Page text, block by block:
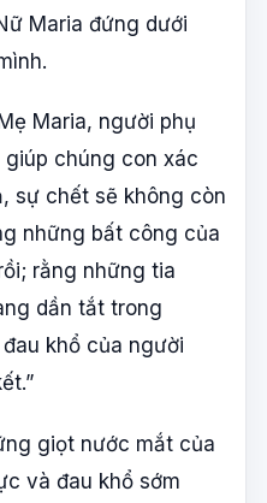
Maria đứng dưới
Maria, người phụ
chúng con xác
sự chết sẽ không còn
những bất công của
rằng những tia
dần tắt trong
khổ của người
giọt nước mắt của
và đau khổ sớm